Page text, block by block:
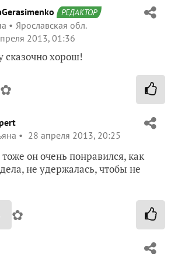
РЕДАКТОР
Ярославская обл.
2013, 01:36
сказочно хорош!
✿
28 апреля 2013, 20:25
он очень понравился, как
не удержалась, чтобы не
✿